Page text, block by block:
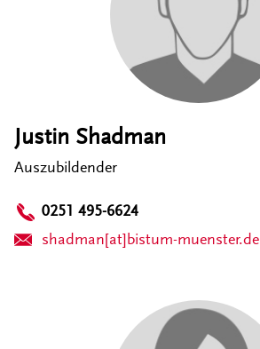
Justin Shadman
Auszubildender
0251 495-6624
shadman[at]bistum-muenster.de